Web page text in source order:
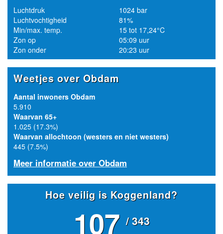
Luchtdruk
1024 bar
Luchtvochtigheid
81%
Min/max. temp.
15 tot 17,24°C
Zon op
05:09 uur
Zon onder
20:23 uur
Weetjes over Obdam
Aantal inwoners Obdam
5.910
Waarvan 65+
1.025 (17.3%)
Waarvan allochtoon (westers en niet westers)
445 (7.5%)
Meer informatie over Obdam
Hoe veilig is Koggenland?
107 / 343